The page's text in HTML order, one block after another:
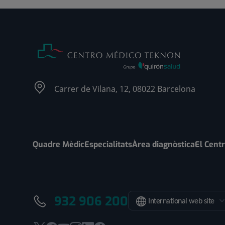
Carrer de Vilana, 12, 08022 Barcelona
Quadre MèdicEspecialitatsÀrea diagnòsticaEl
932 906 200 International web site